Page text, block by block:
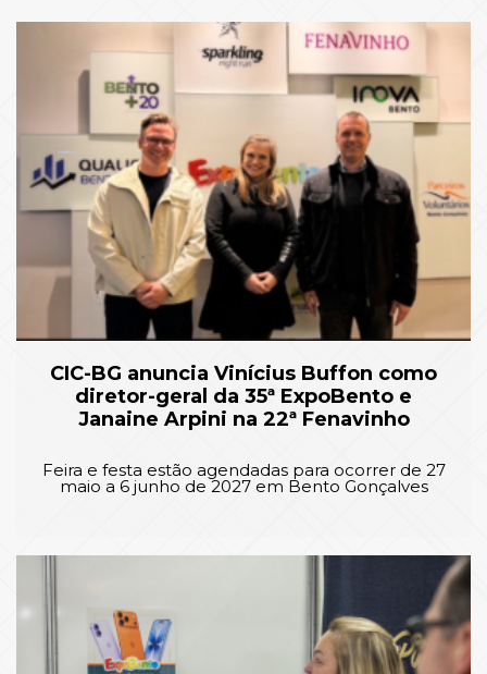
CIC-BG anuncia Vinícius Buffon como
diretor-geral da 35ª ExpoBento e
Janaine Arpini na 22ª Fenavinho
Feira e festa estão agendadas para ocorrer de 27
maio a 6 junho de 2027 em Bento Gonçalves